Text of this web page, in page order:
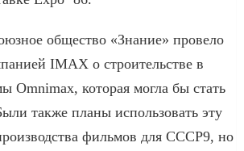
общество «Знание» провело
IMAX о строительстве в
Omnimax, которая могла бы стать
также планы использовать эту
фильмов для СССР9, но